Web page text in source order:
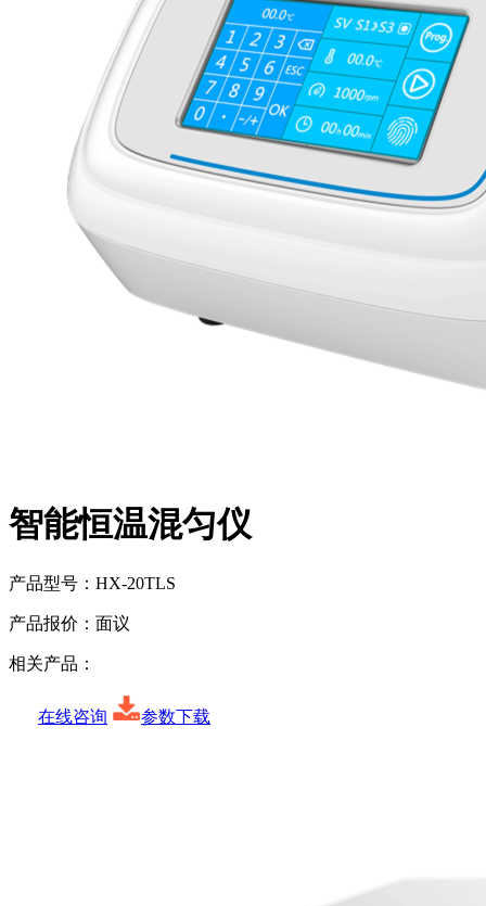
智能恒温混匀仪
产品型号： HX-20TLS
产品报价： 面议
相关产品：
在线咨询 参数下载